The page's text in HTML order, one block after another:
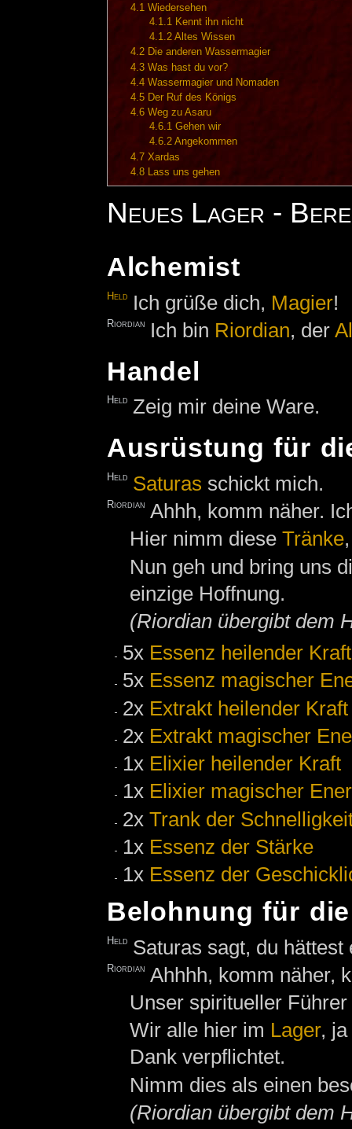
4.1 Wiedersehen
4.1.1 Kennt ihn nicht
4.1.2 Altes Wissen
4.2 Die anderen Wassermagier
4.3 Was hast du vor?
4.4 Wassermagier und Nomaden
4.5 Der Ruf des Königs
4.6 Weg zu Asaru
4.6.1 Gehen wir
4.6.2 Angekommen
4.7 Xardas
4.8
Lass uns gehen
Neues Lager -
Alchemist
Held Ich grüße dich, Magier!
Riordian Ich bin Riordian, der
Handel
Held Zeig mir deine Ware.
Ausrüstung für
Held Saturas schickt mich.
Riordian Ahhh, komm näher.
Hier nimm diese Tränke
Nun geh und bring uns
einzige Hoffnung.
(Riordian übergibt dem
5x Essenz heilender Kraft
5x Essenz magischer
2x Extrakt heilender Kraft
2x Extrakt magischer
1x Elixier heilender Kraft
1x Elixier magischer
2x Trank der
1x Essenz der Stärke
1x Essenz der
Belohnung für
Held Saturas sagt, du
Riordian Ahhhh, komm näher,
Unser spiritueller
Wir alle hier im Lager,
Dank verpflichtet.
Nimm dies als einen
(Riordian übergibt dem